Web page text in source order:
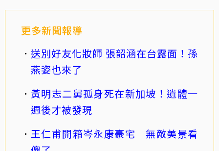
更多新聞報導
送別好友化妝師 張韶涵在台露面！孫
燕姿也來了
黃明志二舅孤身死在新加坡！遺體一
週後才被發現
王仁甫開箱岑永康豪宅 無敵美景看